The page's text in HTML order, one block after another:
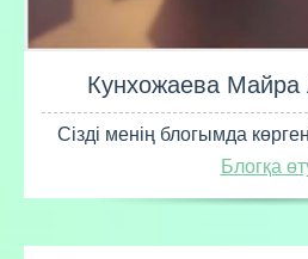
Кунхожаева
Сізді менің блогымда
Блогқа